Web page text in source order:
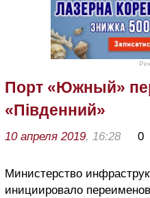
Порт «Южный»
«Південний»
10 апреля 2019, 16:28 0
Министерство
инициировало